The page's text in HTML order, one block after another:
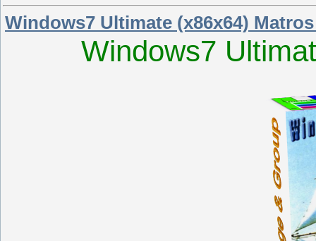
Windows7 Ultimate (x86x64)
Windows7